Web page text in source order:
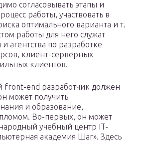
согласовывать этапы и
работы, участвовать в
оптимального варианта и т.
работы для него служат
агентства по разработке
клиент-серверных
клиентов.
end разработчик должен
может получить
и образование,
Во-первых, он может
учебный центр IT-
академия Шаг». Здесь